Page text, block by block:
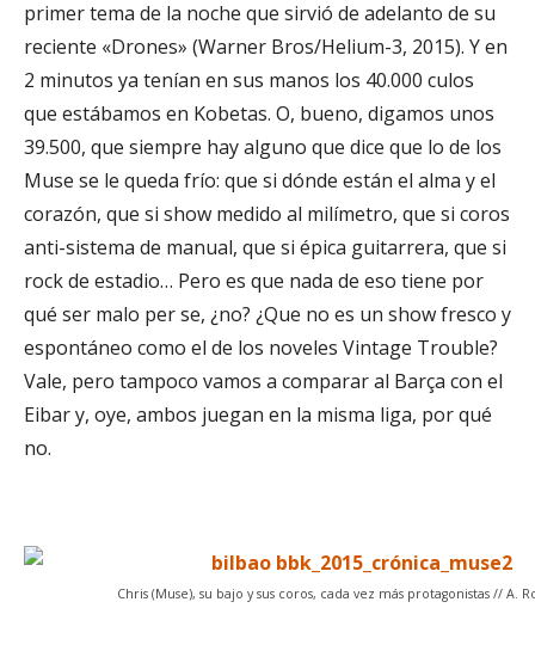
primer tema de la noche que sirvió de adelanto de su
reciente «Drones» (Warner Bros/Helium-3, 2015). Y en
2 minutos ya tenían en sus manos los 40.000 culos
que estábamos en Kobetas. O, bueno, digamos unos
39.500, que siempre hay alguno que dice que lo de los
Muse se le queda frío: que si dónde están el alma y el
corazón, que si show medido al milímetro, que si coros
anti-sistema de manual, que si épica guitarrera, que si
rock de estadio… Pero es que nada de eso tiene por
qué ser malo per se, ¿no? ¿Que no es un show fresco y
espontáneo como el de los noveles Vintage Trouble?
Vale, pero tampoco vamos a comparar al Barça con el
Eibar y, oye, ambos juegan en la misma liga, por qué
no.
Chris (Muse), su bajo y sus coros, cada vez más protagonistas // A.